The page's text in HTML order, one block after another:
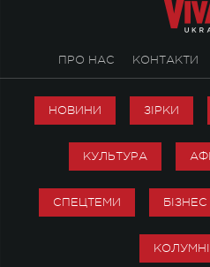
ПРО НАС КОНТАКТИ
НОВИНИ ЗІРКИ
КУЛЬТУРА
СПЕЦТЕМИ БІЗНЕС